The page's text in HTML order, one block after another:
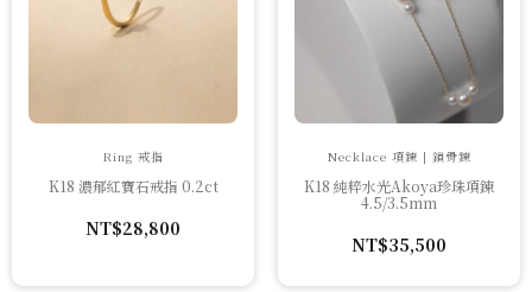
Ring 戒指
K18 濃郁紅寶石戒指 0.2ct
NT$28,800
Necklace 項鍊 | 鎖骨鍊
K18 純粹水光Akoya珍珠項鍊
4.5/3.5mm
NT$35,500